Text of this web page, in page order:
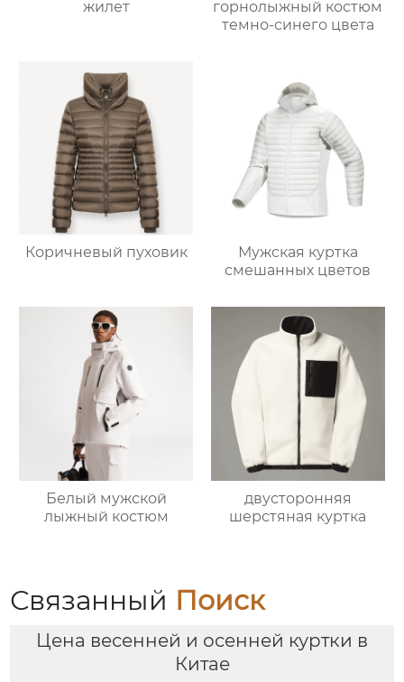
жилет
горнолыжный костюм
темно-синего цвета
Коричневый пуховик
Мужская куртка
смешанных цветов
Белый мужской
лыжный костюм
двусторонняя
шерстяная куртка
Связанный Поиск
Цена весенней и осенней куртки в
Китае